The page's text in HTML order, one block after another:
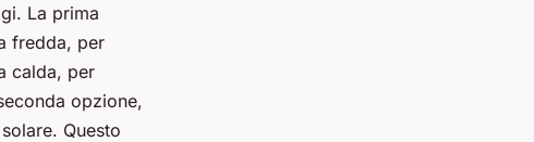
La prima
fredda, per
calda, per
opzione,
Questo